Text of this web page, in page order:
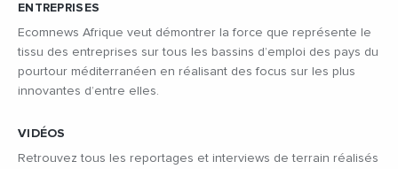
ENTREPRISES
Ecomnews Afrique veut démontrer la force que représente le
tissu des entreprises sur tous les bassins d’emploi des pays du
pourtour méditerranéen en réalisant des focus sur les plus
innovantes d’entre elles.
VIDÉOS
Retrouvez tous les reportages et interviews de terrain réalisés